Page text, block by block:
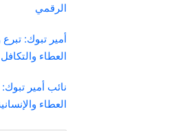
الرقمي
أمير تبوك:
العطاء والتكافل
نائب أمير
العطاء